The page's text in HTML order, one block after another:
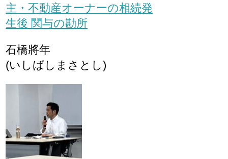
主・不動産オーナーの相続発
生後 関与の勘所
石橋將年
(いしばしまさとし)